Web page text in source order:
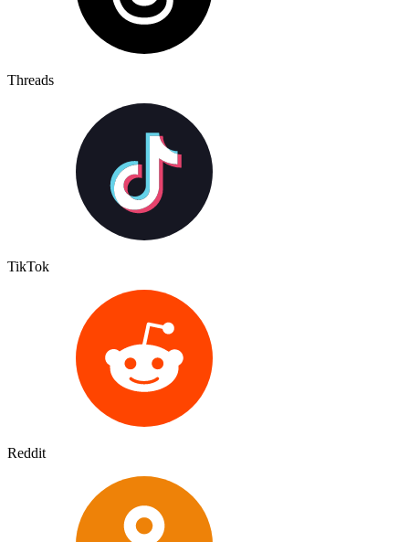
Threads
TikTok
Reddit